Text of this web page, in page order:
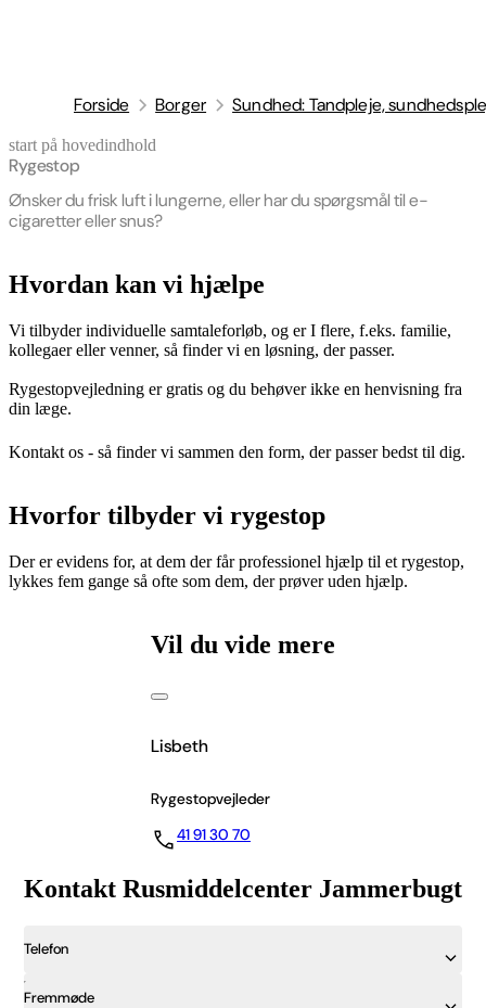
Forside Borger Sundhed: Tandpleje,
start på hovedindhold
Rygestop
Ønsker du frisk luft i lungerne, eller har du spørgsmål til e-
cigaretter eller snus?
senest opdateret 17. juni 2026
Hvordan kan vi hjælpe
Vi tilbyder individuelle samtaleforløb, og er I flere, f.eks. familie,
kollegaer eller venner, så finder vi en løsning, der passer.
Rygestopvejledning er gratis og du behøver ikke en henvisning fra
din læge.
Kontakt os - så finder vi sammen den form, der passer bedst til dig.
Hvorfor tilbyder vi rygestop
Der er evidens for, at dem der får professionel hjælp til et rygestop,
lykkes fem gange så ofte som dem, der prøver uden hjælp.
Vil du vide mere
Lisbeth
Rygestopvejleder
41 91 30 70
Kontakt Rusmiddelcenter Jammerbugt
Telefon
Fremmøde